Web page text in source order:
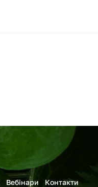
Вебінари Контакти